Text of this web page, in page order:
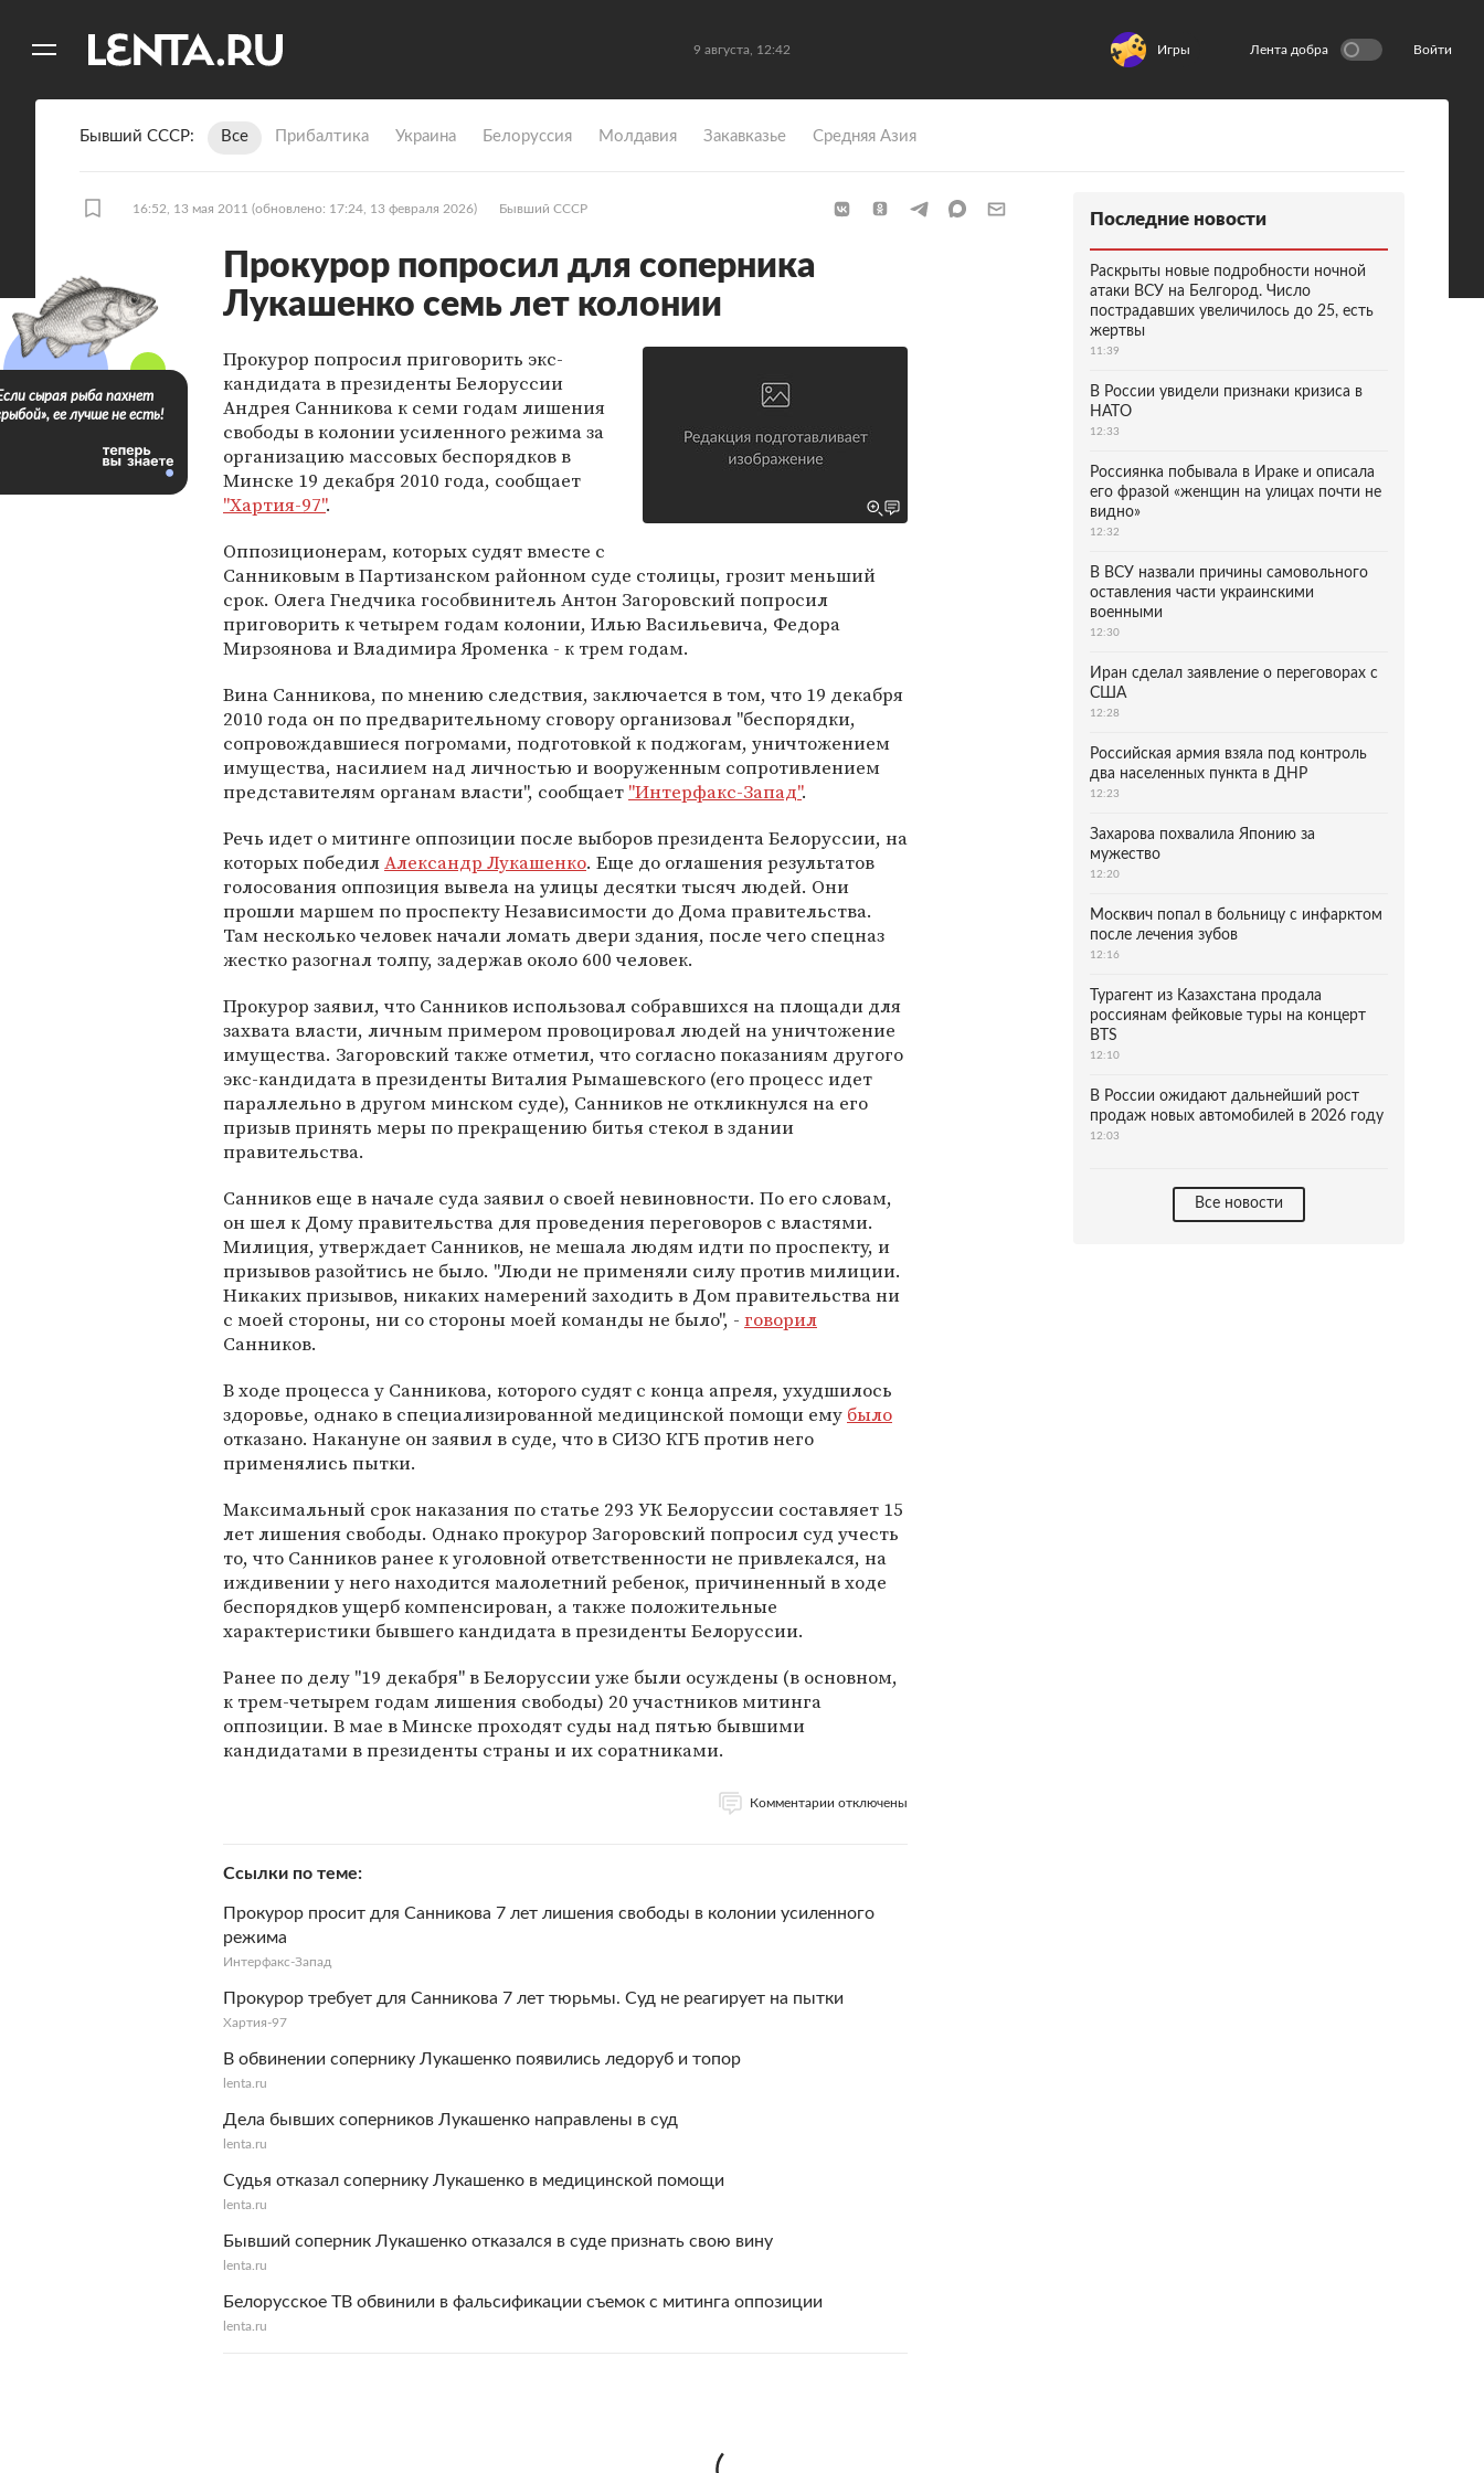
9 августа, 12:42 Игры Лента добра Войти
Бывший СССР Все Прибалтика Украина Белоруссия Молдавия Закавказье Средняя Азия
16:52, 13 мая 2011 (обновлено: 17:24, 13 февраля 2026) Бывший СССР
Прокурор попросил для соперника
Лукашенко семь лет колонии
Прокурор попросил приговорить экс-
кандидата в президенты Белоруссии
Андрея Санникова к семи годам лишения
свободы в колонии усиленного режима за
организацию массовых беспорядков в
Минске 19 декабря 2010 года, сообщает
"Хартия-97".
Оппозиционерам, которых судят вместе с
Санниковым в Партизанском районном суде столицы, грозит меньший
срок. Олега Гнедчика гособвинитель Антон Загоровский попросил
приговорить к четырем годам колонии, Илью Васильевича, Федора
Мирзоянова и Владимира Яроменка - к трем годам.
Вина Санникова, по мнению следствия, заключается в том, что 19 декабря
2010 года он по предварительному сговору организовал "беспорядки,
сопровождавшиеся погромами, подготовкой к поджогам, уничтожением
имущества, насилием над личностью и вооруженным сопротивлением
представителям органам власти", сообщает "Интерфакс-Запад".
Речь идет о митинге оппозиции после выборов президента Белоруссии, на
которых победилАлександр Лукашенко. Еще до оглашения результатов
голосования оппозиция вывела на улицы десятки тысяч людей. Они
прошли маршем по проспекту Независимости до Дома правительства.
Там несколько человек начали ломать двери здания, после чего спецназ
жестко разогнал толпу, задержав около 600 человек.
Прокурор заявил, что Санников использовал собравшихся на площади для
захвата власти, личным примером провоцировал людей на уничтожение
имущества. Загоровский также отметил, что согласно показаниям другого
экс-кандидата в президенты Виталия Рымашевского (его процесс идет
параллельно в другом минском суде), Санников не откликнулся на его
призыв принять меры по прекращению битья стекол в здании
правительства.
Санников еще в начале суда заявил о своей невиновности. По его словам,
он шел к Дому правительства для проведения переговоров с властями.
Милиция, утверждает Санников, не мешала людям идти по проспекту, и
призывов разойтись не было. "Люди не применяли силу против милиции.
Никаких призывов, никаких намерений заходить в Дом правительства ни
с моей стороны, ни со стороны моей команды не было", - говорил
Санников.
В ходе процесса у Санникова, которого судят с конца апреля, ухудшилось
здоровье, однако в специализированной медицинской помощи ему было
отказано. Накануне он заявил в суде, что в СИЗО КГБ против него
применялись пытки.
Максимальный срок наказания по статье 293 УК Белоруссии составляет 15
лет лишения свободы. Однако прокурор Загоровский попросил суд учесть
то, что Санников ранее к уголовной ответственности не привлекался, на
иждивении у него находится малолетний ребенок, причиненный в ходе
беспорядков ущерб компенсирован, а также положительные
характеристики бывшего кандидата в президенты Белоруссии.
Ранее по делу "19 декабря" в Белоруссии уже были осуждены (в основном,
к трем-четырем годам лишения свободы) 20 участников митинга
оппозиции. В мае в Минске проходят суды над пятью бывшими
кандидатами в президенты страны и их соратниками.
Комментарии отключены
Ссылки по теме
Прокурор просит для Санникова 7 лет лишения свободы в колонии усиленного
режима
Интерфакс-Запад
Прокурор требует для Санникова 7 лет тюрьмы. Суд не реагирует на пытки
Хартия-97
В обвинении сопернику Лукашенко появились ледоруб и топор
lenta.ru
Дела бывших соперников Лукашенко направлены в суд
lenta.ru
Судья отказал сопернику Лукашенко в медицинской помощи
lenta.ru
Бывший соперник Лукашенко отказался в суде признать свою вину
lenta.ru
Белорусское ТВ обвинили в фальсификации съемок с митинга оппозиции
lenta.ru
сырая рыба пахнет
ее лучше не есть!
Последние новости
Раскрыты новые подробности ночной
атаки ВСУ на Белгород. Число
пострадавших увеличилось до 25, есть
жертвы
11:39
В России увидели признаки кризиса в
НАТО
12:33
Россиянка побывала в Ираке и описала
его фразой «женщин на улицах почти не
видно»
12:32
В ВСУ назвали причины самовольного
оставления части украинскими
военными
12:30
Иран сделал заявление о переговорах с
США
12:28
Российская армия взяла под контроль
два населенных пункта в ДНР
12:23
Захарова похвалила Японию за
мужество
12:20
Москвич попал в больницу с инфарктом
после лечения зубов
12:16
Турагент из Казахстана продала
россиянам фейковые туры на концерт
BTS
12:10
В России ожидают дальнейший рост
продаж новых автомобилей в 2026 году
12:03
Все новости